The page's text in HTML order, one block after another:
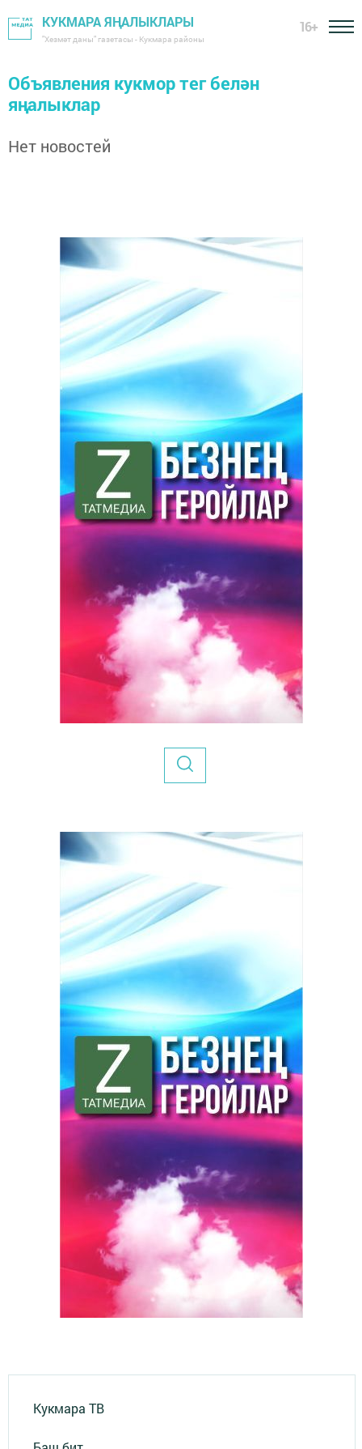
КУКМАРА ЯҢАЛЫКЛАРЫ
"Хезмәт даны" газетасы - Кукмара районы
16+
Объявления кукмор тег белән
яңалыклар
Нет новостей
Кукмара ТВ